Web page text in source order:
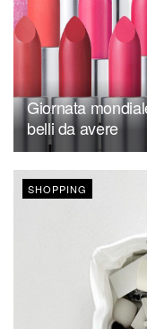
Giornata
belli da avere
SHOPPING